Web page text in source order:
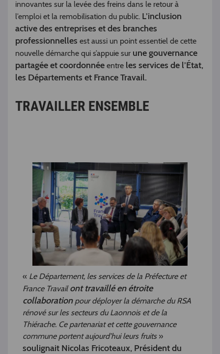
innovantes sur la levée des freins dans le retour à
l’emploi et la remobilisation du public. L’inclusion
active des entreprises et des branches
professionnelles est aussi un point essentiel de cette
nouvelle démarche qui s’appuie sur une gouvernance
partagée et coordonnée entre les services de l’État,
les Départements et France Travail.
TRAVAILLER ENSEMBLE
« Le Département, les services de la Préfecture et
France Travailont travaillé en étroite
collaboration pour déployer la démarche du RSA
rénové sur les secteurs du Laonnois et de la
Thiérache. Ce partenariat et cette gouvernance
commune portent aujourd’hui leurs fruits »
soulignait Nicolas Fricoteaux, Président du